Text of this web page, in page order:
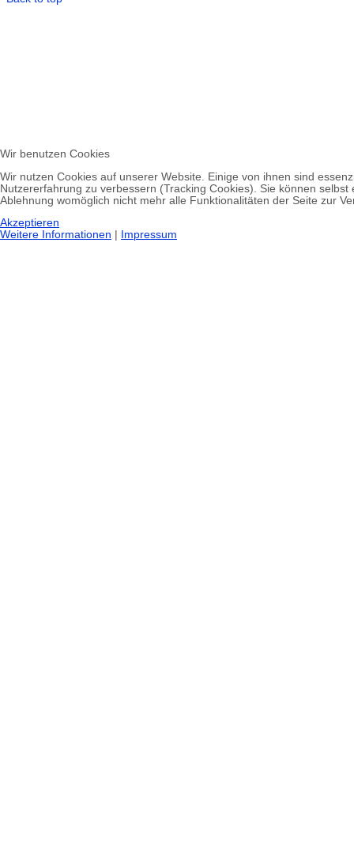
Wir benutzen Cookies
Wir nutzen Cookies auf unserer Website. Einige von ihnen sind
Nutzererfahrung zu verbessern (Tracking Cookies). Sie können
Ablehnung womöglich nicht mehr alle Funktionalitäten der Seite zur
Akzeptieren
Weitere Informationen
Impressum